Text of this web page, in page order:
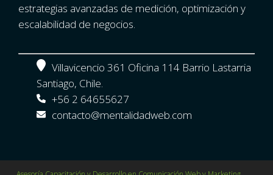
estrategias avanzadas de medición, optimización y
escalabilidad de negocios.
Villavicencio 361 Oficina 114 Barrio Lastarria
Santiago, Chile.
+56 2 64655627
contacto@mentalidadweb.com